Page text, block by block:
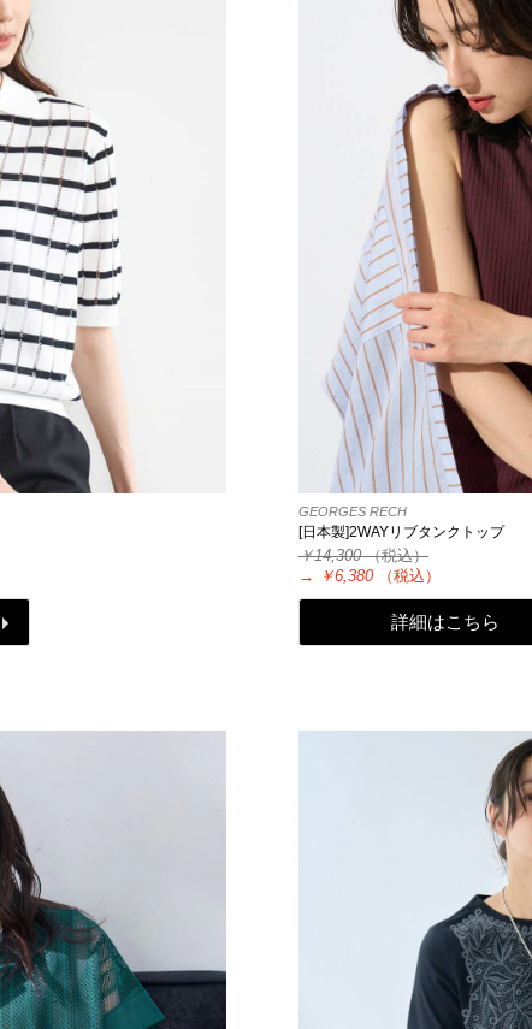
GEORGES RECH
[日本製]2WAYリブタンクトップ
￥14,300（税込）
→
￥6,380 （税込）
詳細はこちら